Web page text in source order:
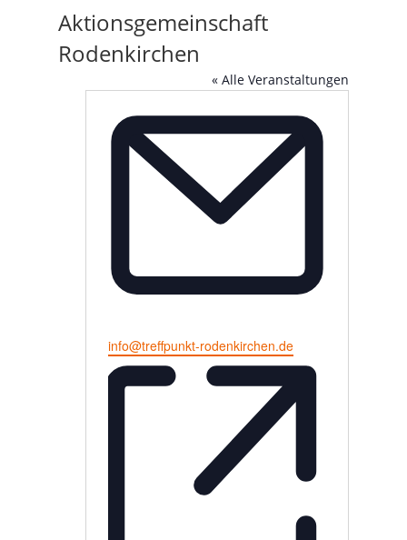
Aktionsgemeinschaft
Rodenkirchen
« Alle Veranstaltungen
Email
info@treffpunkt-rodenkirchen.de